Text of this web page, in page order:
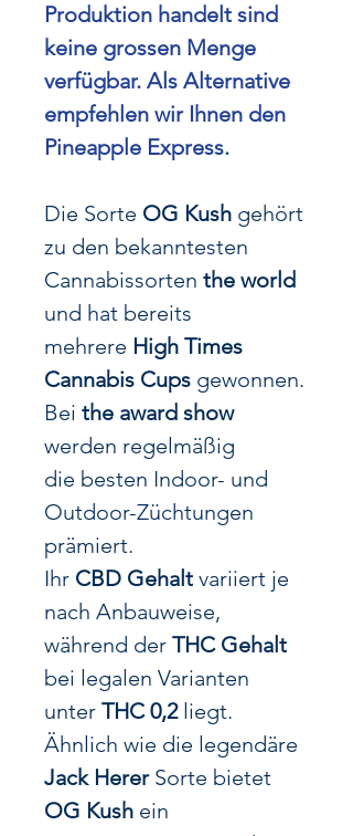
Produktion handelt sind
keine grossen Menge
verfügbar. Als Alternative
empfehlen wir Ihnen den
Pineapple Express.
Die Sorte OG Kush gehört
zu den bekanntesten
Cannabissorten the world
und hat bereits
mehrere High Times
Cannabis Cups gewonnen.
Bei the award show
werden regelmäßig
die besten Indoor- und
Outdoor-Züchtungen
prämiert.
Ihr CBD Gehalt variiert je
nach Anbauweise,
während der THC Gehalt
bei legalen Varianten
unter THC 0,2liegt.
Ähnlich wie die legendäre
Jack HererSorte bietet
OG Kush ein